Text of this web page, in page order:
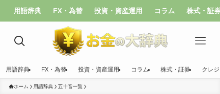
用語辞典 FX・為替 投資・資産運用 コラム 株式・証
用語辞典 FX・為替 投資・資産運用 コラム 株式・証券 クレ
ホーム 用語辞典 五十音一覧